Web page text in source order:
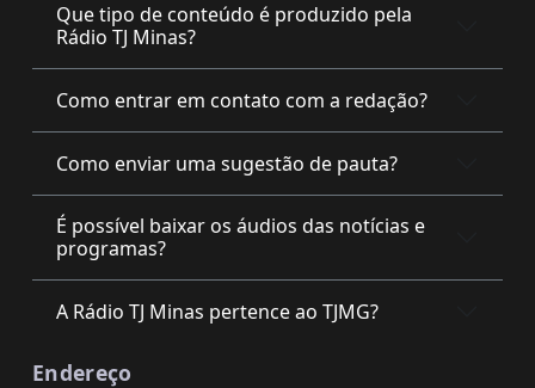
Que tipo de conteúdo é produzido pela
Rádio TJ Minas?
Como entrar em contato com a redação?
Como enviar uma sugestão de pauta?
É possível baixar os áudios das notícias e
programas?
A Rádio TJ Minas pertence ao TJMG?
Endereço